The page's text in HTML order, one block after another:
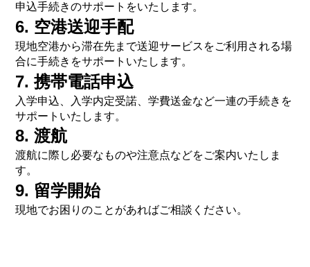
申込手続きのサポートをいたします。
6. 空港送迎手配
現地空港から滞在先まで送迎サービスをご利用される場
合に手続きをサポートいたします。
7. 携帯電話申込
入学申込、入学内定受諾、学費送金など一連の手続きを
サポートいたします。
8. 渡航
渡航に際し必要なものや注意点などをご案内いたしま
す。
9. 留学開始
現地でお困りのことがあればご相談ください。